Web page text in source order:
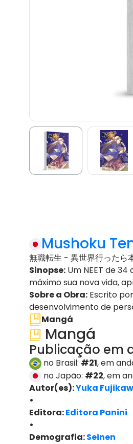
Mushoku
無職転生 - 異世界行ったら
Sinopse: Um NEET de
máximo sua nova vida,
Sobre a Obra: Escrito
desenvolvimento de
Mangá
Mangá
Publicação em
no Brasil: #21, em
no Japão: #22, em
Autor(es):Yuka
•
Editora:Editora Panini
•
Demografia:Seinen